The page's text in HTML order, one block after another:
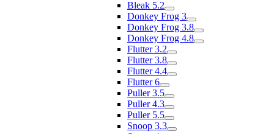
Bleak 5.2
Donkey Frog 3
Donkey Frog 3.8
Donkey Frog 4.8
Flutter 3.2
Flutter 3.8
Flutter 4.4
Flutter 6
Puller 3.5
Puller 4.3
Puller 5.5
Snoop 3.3